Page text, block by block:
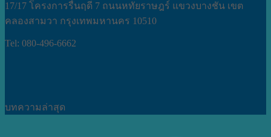
17/17 โครงการรื่นฤดี 7 ถนนหทัยราษฎร์ แขวงบางชัน เขต
คลองสามวา กรุงเทพมหานคร 10510
Tel: 080-496-6662
บทความล่าสุด